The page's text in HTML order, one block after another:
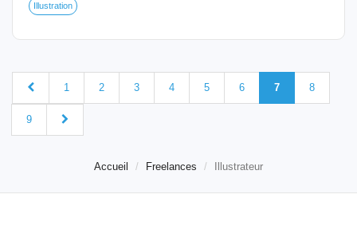
Illustration
1 2 3 4 5 6 7 8
9
Accueil Freelances Illustrateur